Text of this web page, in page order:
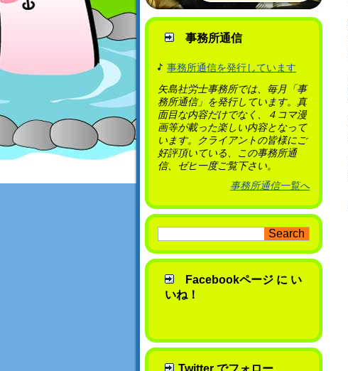
事務所通信
事務所通信を発行しています
矢島社労士事務所では、毎月「事
務所通信」を発行しています。真
面目な内容だけでなく、４コマ漫
画等が載った楽しい内容となって
います。クライアントの皆様にご
好評頂いている、この事務所通
信、ゼヒ一度ご覧下さい。
事務所通信一覧へ
Facebookページ に い
いね！
Twitter でフォロー